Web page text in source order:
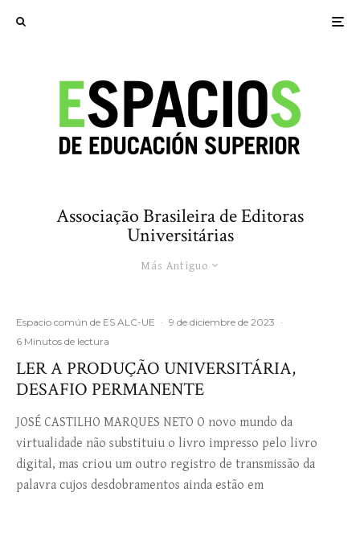
Associação Brasileira de Editoras
Universitárias
Más Antiguo
Espacio común de ES ALC-UE · 9 de diciembre de 2023 ·
6 Minutos de lectura
LER A PRODUÇÃO UNIVERSITÁRIA,
DESAFIO PERMANENTE
JOSÉ CASTILHO MARQUES NETO O novo mundo da
virtualidade não substituiu o livro impresso pelo livro
digital, mas criou um outro registro de transmissão da
palavra cujos desdobramentos ainda estão em